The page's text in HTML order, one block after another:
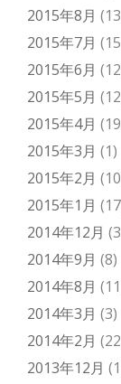
2015年8月
2015年7月
2015年6月
2015年5月
2015年4月
2015年3月 (1)
2015年2月
2015年1月
2014年12月
2014年9月 (8)
2014年8月
2014年3月 (3)
2014年2月
2013年12月